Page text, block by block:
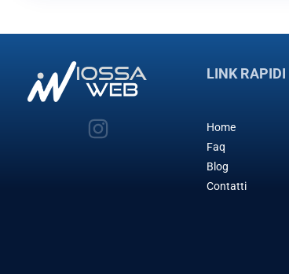
LINK RAPIDI
Home
Faq
Blog
Contatti